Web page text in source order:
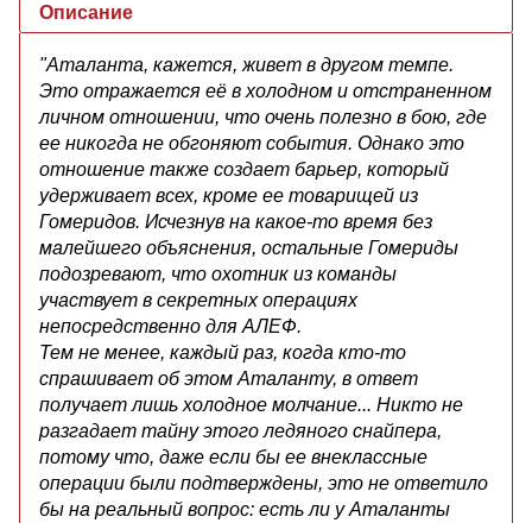
Описание
"Аталанта, кажется, живет в другом темпе.
Это отражается её в холодном и отстраненном
личном отношении, что очень полезно в бою, где
ее никогда не обгоняют события. Однако это
отношение также создает барьер, который
удерживает всех, кроме ее товарищей из
Гомеридов. Исчезнув на какое-то время без
малейшего объяснения, остальные Гомериды
подозревают, что охотник из команды
участвует в секретных операциях
непосредственно для АЛЕФ.
Тем не менее, каждый раз, когда кто-то
спрашивает об этом Аталанту, в ответ
получает лишь холодное молчание... Никто не
разгадает тайну этого ледяного снайпера,
потому что, даже если бы ее внеклассные
операции были подтверждены, это не ответило
бы на реальный вопрос: есть ли у Аталанты